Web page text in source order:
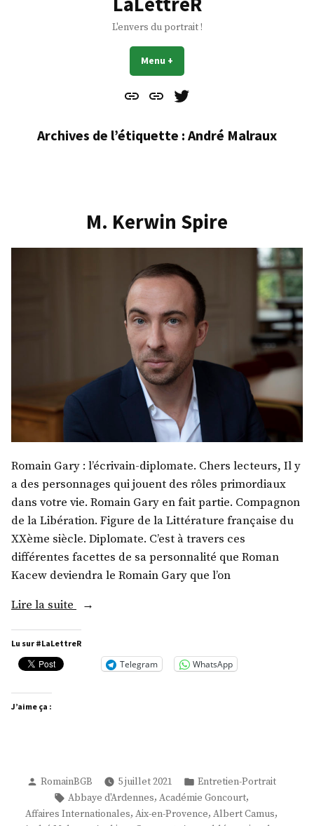
L'envers du portrait !
Menu +
Contact
À
Mes
Archives de l’étiquette : André Malraux
M. Kerwin Spire
Romain Gary : l’écrivain-diplomate. Chers lecteurs, Il y
a des personnages qui jouent des rôles primordiaux
dans votre vie. Romain Gary en fait partie. Compagnon
de la Libération. Figure de la Littérature française du
XXème siècle. Diplomate. C’est à travers ces
différentes facettes de sa personnalité que Roman
Kacew deviendra le Romain Gary que l’on
Lire la suite
« M.
Spire »
Lu sur #LaLettreR
Telegram WhatsApp
J’aime ça :
Publié
par
RomainBGB 5 juillet 2021
Publié
dans
Entretien-Portrait
Étiquettes :
Abbaye d'Ardennes, Académie Goncourt,
Affaires Internationales, Aix-en-Provence, Albert Camus,